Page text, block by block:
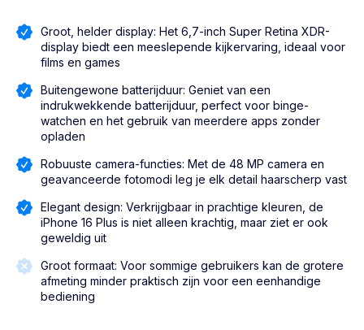
Groot, helder display: Het 6,7-inch Super Retina XDR-
display biedt een meeslepende kijkervaring, ideaal voor
films en games
Buitengewone batterijduur: Geniet van een
indrukwekkende batterijduur, perfect voor binge-
watchen en het gebruik van meerdere apps zonder
opladen
Robuuste camera-functies: Met de 48 MP camera en
geavanceerde fotomodi leg je elk detail haarscherp vast
Elegant design: Verkrijgbaar in prachtige kleuren, de
iPhone 16 Plus is niet alleen krachtig, maar ziet er ook
geweldig uit
Groot formaat: Voor sommige gebruikers kan de grotere
afmeting minder praktisch zijn voor een eenhandige
bediening